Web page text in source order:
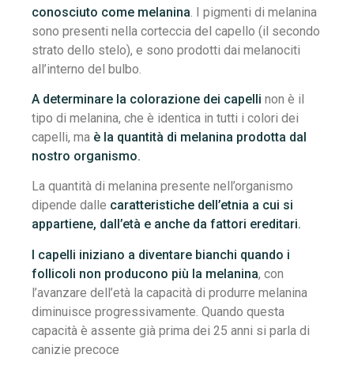
conosciuto come melanina . I pigmenti di melanina
sono presenti nella corteccia del capello (il secondo
strato dello stelo), e sono prodotti dai melanociti
all’interno del bulbo.
A determinare la colorazione dei capelli non è il
tipo di melanina, che è identica in tutti i colori dei
capelli, ma è la quantità di melanina prodotta dal
nostro organismo.
La quantità di melanina presente nell’organismo
dipende dalle caratteristiche dell’etnia a cui si
appartiene, dall’età e anche da fattori ereditari.
I capelli iniziano a diventare bianchi quando i
follicoli non producono più la melanina, con
l’avanzare dell’età la capacità di produrre melanina
diminuisce progressivamente. Quando questa
capacità è assente già prima dei 25 anni si parla di
canizie precoce